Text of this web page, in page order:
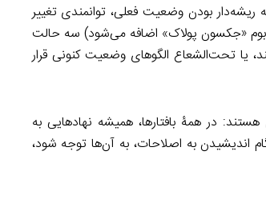
ریشه‌دار بودن وضعیت فعلی، توانمندی تغییر
بوم «جکسون پولاک» اضافه می‌شود) سه حالت
یا تحت‌الشعاع الگوهای وضعیت کنونی قرار
در همۀ بافتارها، همیشه نهادهایی به
اندیشیدن به اصلاحات، به آن‌ها توجه شود،